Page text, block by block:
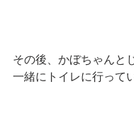
その後、かぼちゃんと
一緒にトイレに行って